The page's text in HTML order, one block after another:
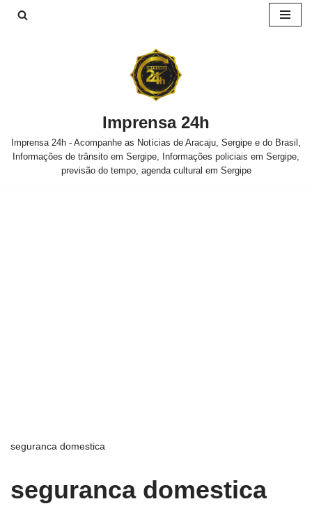
Imprensa 24h
Imprensa 24h - Acompanhe as Notícias de Aracaju, Sergipe e do Brasil,
Informações de trânsito em Sergipe, Informações policiais em Sergipe,
previsão do tempo, agenda cultural em Sergipe
seguranca domestica
seguranca domestica